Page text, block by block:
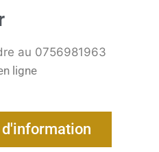
au 0756981963
ligne
d'information